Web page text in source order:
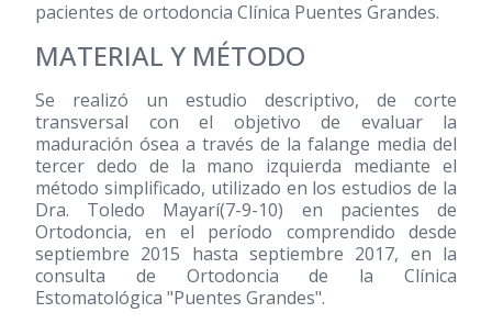
pacientes de ortodoncia Clínica Puentes Grandes.
MATERIAL Y MÉTODO
Se realizó un estudio descriptivo, de corte
transversal con el objetivo de evaluar la
maduración ósea a través de la falange media del
tercer dedo de la mano izquierda mediante el
método simplificado, utilizado en los estudios de la
Dra. Toledo Mayarí(7-9-10) en pacientes de
Ortodoncia, en el período comprendido desde
septiembre 2015 hasta septiembre 2017, en la
consulta de Ortodoncia de la Clínica
Estomatológica "Puentes Grandes".